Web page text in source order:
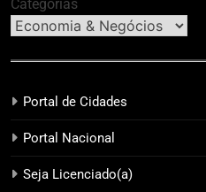
Categorias
Portal de Cidades
Portal Nacional
Seja Licenciado(a)